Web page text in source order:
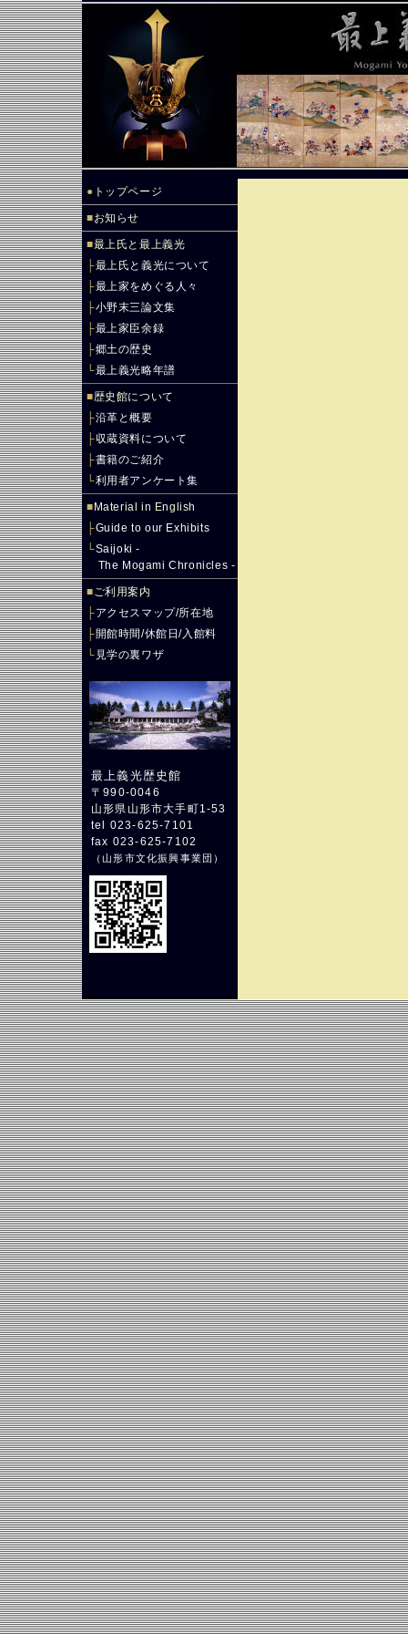
● トップページ
■お知らせ
■最上氏と最上義光
├最上氏と義光について
├最上家をめぐる人々
├小野末三論文集
├最上家臣余録
├郷土の歴史
└最上義光略年譜
■歴史館について
├沿革と概要
├収蔵資料について
├書籍のご紹介
└利用者アンケート集
■ Material in English
├Guide to our Exhibits
└Saijoki -
The Mogami Chronicles -
■ご利用案内
├アクセスマップ/所在地
├開館時間/休館日/入館料
└ 見学の裏ワザ
最上義光歴史館
〒990-0046
山形県山形市大手町1-53
tel 023-625-7101
fax 023-625-7102
（山形市文化振興事業団 ）